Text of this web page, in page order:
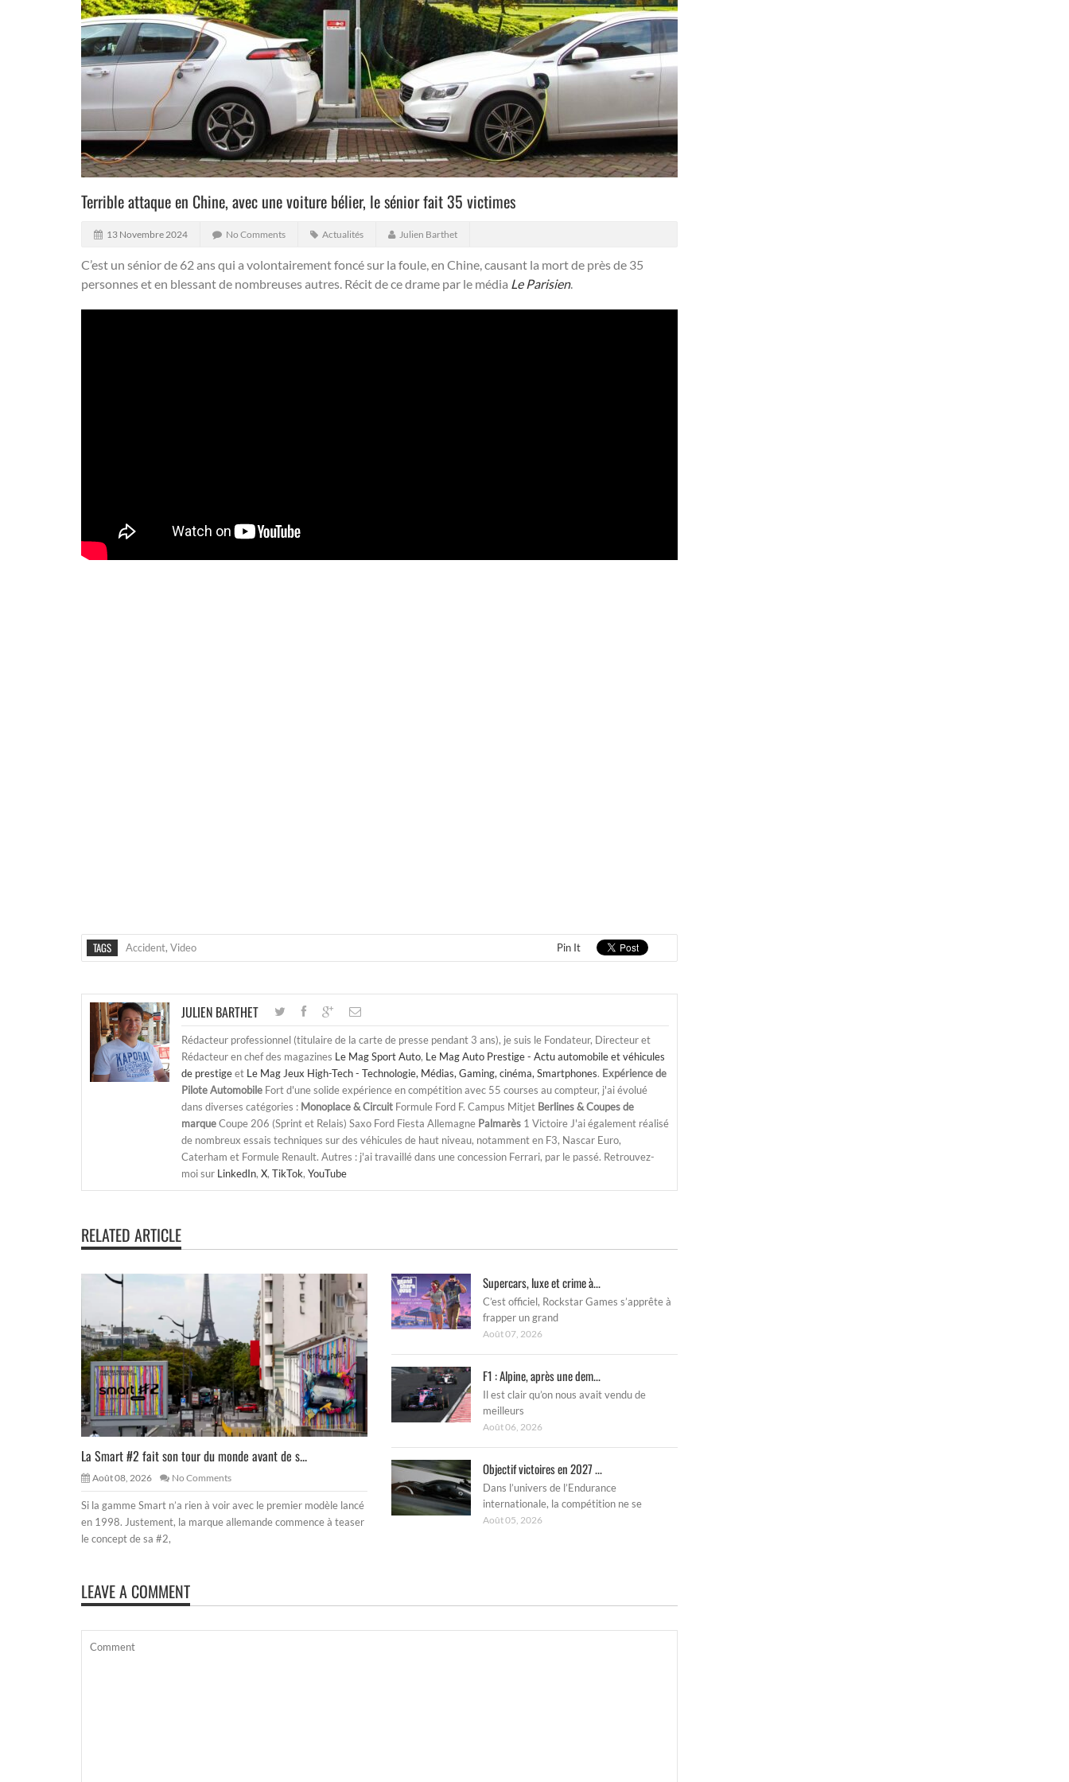
Terrible attaque en Chine, avec une voiture bélier, le sénior fait 35 victimes
13 Novembre 2024 No Comments Actualités Julien Barthet
C’est un sénior de 62 ans qui a volontairement foncé sur la foule, en Chine, causant la mort de près de 35
personnes et en blessant de nombreuses autres. Récit de ce drame par le média Le Parisien.
TAGS Accident, Video Pin It
JULIEN BARTHET
Rédacteur professionnel (titulaire de la carte de presse pendant 3 ans), je suis le Fondateur, Directeur et
Rédacteur en chef des magazines Le Mag Sport Auto, Le Mag Auto Prestige - Actu automobile et véhicules
de prestigeet Le Mag Jeux High-Tech - Technologie, Médias, Gaming, cinéma, Smartphones. Expérience de
Pilote Automobile Fort d'une solide expérience en compétition avec 55 courses au compteur, j'ai évolué
dans diverses catégories : Monoplace & Circuit Formule Ford F. Campus Mitjet Berlines & Coupes de
marqueCoupe 206 (Sprint et Relais) Saxo Ford Fiesta Allemagne Palmarès 1 Victoire J'ai également réalisé
de nombreux essais techniques sur des véhicules de haut niveau, notamment en F3, Nascar Euro,
Caterham et Formule Renault. Autres : j'ai travaillé dans une concession Ferrari, par le passé. Retrouvez-
moi sur LinkedIn, X, TikTok, YouTube
RELATED ARTICLE
La Smart #2 fait son tour du monde avant de s...
Août 08, 2026 No Comments
Si la gamme Smart n’a rien à voir avec le premier modèle lancé
en 1998. Justement, la marque allemande commence à teaser
le concept de sa #2,
Supercars, luxe et crime à...
C’est officiel, Rockstar Games s’apprête à
frapper un grand
Août 07, 2026
F1 : Alpine, après une dem...
Il est clair qu’on nous avait vendu de
meilleurs
Août 06, 2026
Objectif victoires en 2027 ...
Dans l’univers de l’Endurance
internationale, la compétition ne se
Août 05, 2026
LEAVE A COMMENT